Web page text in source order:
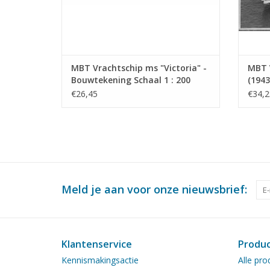
MBT Vrachtschip ms "Victoria" -
Bouwtekening Schaal 1 : 200
(10.10.022)
€26,45
Meld je aan voor onze nieuwsbrief:
Klantenservice
Kennismakingsactie
Alle